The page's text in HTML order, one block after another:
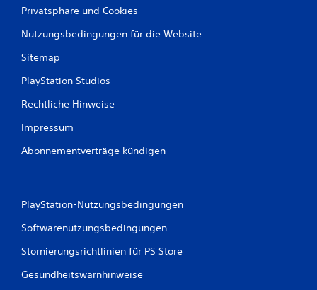
Privatsphäre und Cookies
Nutzungsbedingungen für die Website
Sitemap
PlayStation Studios
Rechtliche Hinweise
Impressum
Abonnementverträge kündigen
PlayStation-Nutzungsbedingungen
Softwarenutzungsbedingungen
Stornierungsrichtlinien für PS Store
Gesundheitswarnhinweise